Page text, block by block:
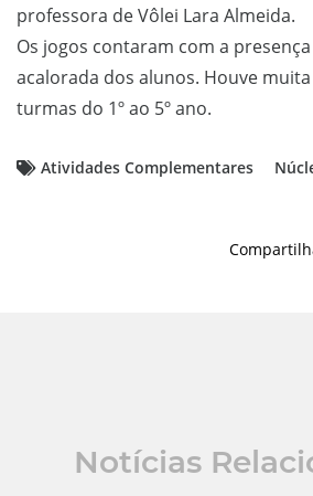
professora de Vôlei Lara Almeida.
Os jogos contaram com a
acalorada dos alunos. Houve
turmas do 1º ao 5º ano.
Atividades Complementares
Notícias